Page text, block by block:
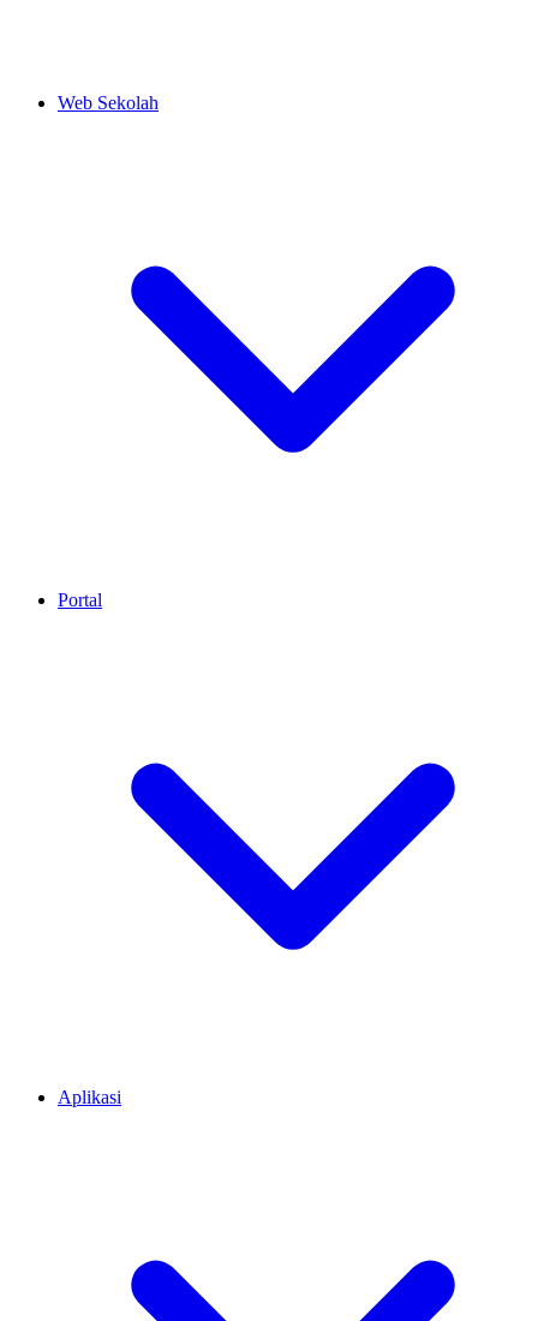
Web Sekolah
Portal
Aplikasi